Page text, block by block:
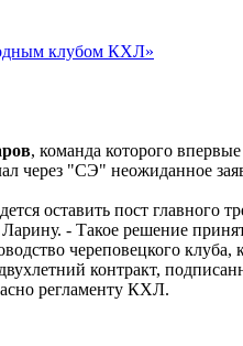
клубом КХЛ»
, команда которого
через "СЭ" неожиданное
оставить пост главного
- Такое решение
череповецкого клуба,
контракт,
регламенту КХЛ.